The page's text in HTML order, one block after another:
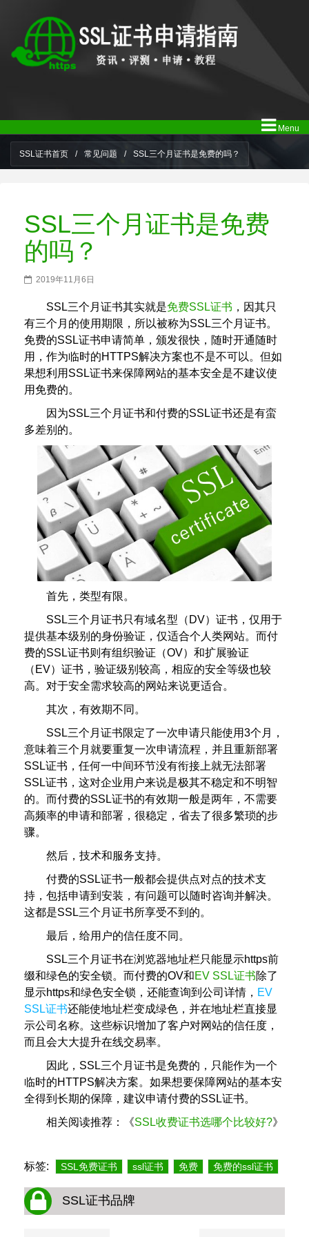
Menu
SSL证书首页 / 常见问题 / SSL三个月证书是免费的吗？
SSL三个月证书是免费
的吗？
2019年11月6日
SSL三个月证书其实就是免费SSL证书 ，因其只
有三个月的使用期限，所以被称为SSL三个月证书。
免费的SSL证书申请简单，颁发很快，随时开通随时
用，作为临时的HTTPS解决方案也不是不可以。但如
果想利用SSL证书来保障网站的基本安全是不建议使
用免费的。
因为SSL三个月证书和付费的SSL证书还是有蛮
多差别的。
首先，类型有限。
SSL三个月证书只有域名型（DV）证书，仅用于
提供基本级别的身份验证，仅适合个人类网站。而付
费的SSL证书则有组织验证（OV）和扩展验证
（EV）证书，验证级别较高，相应的安全等级也较
高。对于安全需求较高的网站来说更适合。
其次，有效期不同。
SSL三个月证书限定了一次申请只能使用3个月，
意味着三个月就要重复一次申请流程，并且重新部署
SSL证书，任何一中间环节没有衔接上就无法部署
SSL证书，这对企业用户来说是极其不稳定和不明智
的。而付费的SSL证书的有效期一般是两年，不需要
高频率的申请和部署，很稳定，省去了很多繁琐的步
骤。
然后，技术和服务支持。
付费的SSL证书一般都会提供点对点的技术支
持，包括申请到安装，有问题可以随时咨询并解决。
这都是SSL三个月证书所享受不到的。
最后，给用户的信任度不同。
SSL三个月证书在浏览器地址栏只能显示https前
缀和绿色的安全锁。而付费的OV和EV SSL证书除了
显示https和绿色安全锁，还能查询到公司详情， EV
SSL证书还能使地址栏变成绿色，并在地址栏直接显
示公司名称。这些标识增加了客户对网站的信任度，
而且会大大提升在线交易率。
因此，SSL三个月证书是免费的，只能作为一个
临时的HTTPS解决方案。如果想要保障网站的基本安
全得到长期的保障，建议申请付费的SSL证书。
相关阅读推荐：《SSL收费证书选哪个比较好?》
标签: SSL免费证书 ssl证书 免费 免费的ssl证书
SSL证书品牌